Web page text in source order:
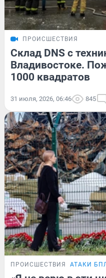
ПРОИСШЕСТВИЯ
Склад DNS с
Владивостоке.
1000 квадратов
31 июля, 2026, 06:46 845
ПРОИСШЕСТВИЯ АТАКИ